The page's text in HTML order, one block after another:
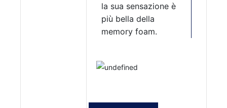
la sua sensazione è
più bella della
memory foam.